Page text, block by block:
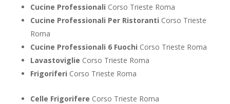
Cucine Professionali Corso Trieste Roma
Cucine Professionali Per Ristoranti Corso Trieste
Roma
Cucine Professionali 6 Fuochi Corso Trieste Roma
Lavastoviglie Corso Trieste Roma
Frigoriferi Corso Trieste Roma
Celle Frigorifere Corso Trieste Roma